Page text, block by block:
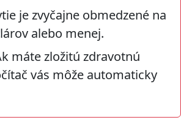
je zvyčajne obmedzené na
alebo menej.
máte zložitú zdravotnú
vás môže automaticky